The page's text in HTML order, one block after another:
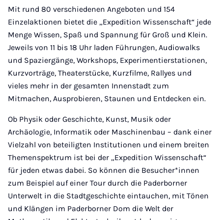
Mit rund 80 verschiedenen Angeboten und 154
Einzelaktionen bietet die „Expedition Wissenschaft“ jede
Menge Wissen, Spaß und Spannung für Groß und Klein.
Jeweils von 11 bis 18 Uhr laden Führungen, Audiowalks
und Spaziergänge, Workshops, Experimentierstationen,
Kurzvorträge, Theaterstücke, Kurzfilme, Rallyes und
vieles mehr in der gesamten Innenstadt zum
Mitmachen, Ausprobieren, Staunen und Entdecken ein.
Ob Physik oder Geschichte, Kunst, Musik oder
Archäologie, Informatik oder Maschinenbau – dank einer
Vielzahl von beteiligten Institutionen und einem breiten
Themenspektrum ist bei der „Expedition Wissenschaft“
für jeden etwas dabei. So können die Besucher*innen
zum Beispiel auf einer Tour durch die Paderborner
Unterwelt in die Stadtgeschichte eintauchen, mit Tönen
und Klängen im Paderborner Dom die Welt der